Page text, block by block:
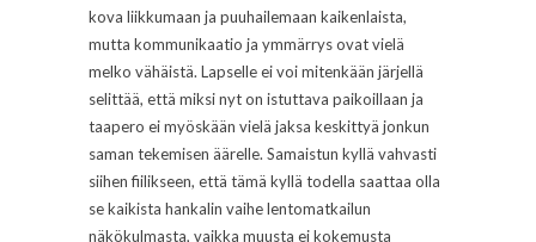
kova liikkumaan ja puuhailemaan kaikenlaista,
mutta kommunikaatio ja ymmärrys ovat vielä
melko vähäistä. Lapselle ei voi mitenkään järjellä
selittää, että miksi nyt on istuttava paikoillaan ja
taapero ei myöskään vielä jaksa keskittyä jonkun
saman tekemisen äärelle. Samaistun kyllä vahvasti
siihen fiilikseen, että tämä kyllä todella saattaa olla
se kaikista hankalin vaihe lentomatkailun
näkökulmasta, vaikka muusta ei kokemusta